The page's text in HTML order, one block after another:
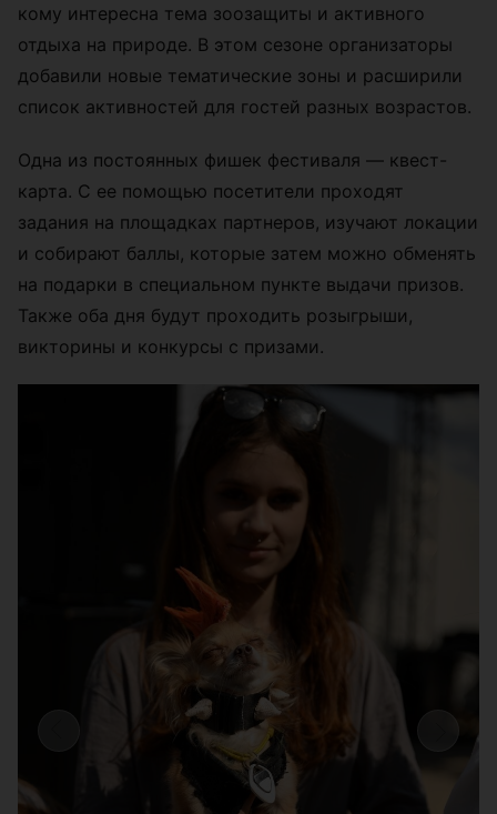
кому интересна тема зоозащиты и активного
отдыха на природе. В этом сезоне организаторы
добавили новые тематические зоны и расширили
список активностей для гостей разных возрастов.
Одна из постоянных фишек фестиваля — квест-
карта. С ее помощью посетители проходят
задания на площадках партнеров, изучают локации
и собирают баллы, которые затем можно обменять
на подарки в специальном пункте выдачи призов.
Также оба дня будут проходить розыгрыши,
викторины и конкурсы с призами.